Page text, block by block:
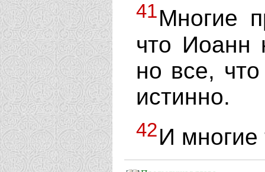
41Многие
что Иоанн
но все,
истинно.
42И многие